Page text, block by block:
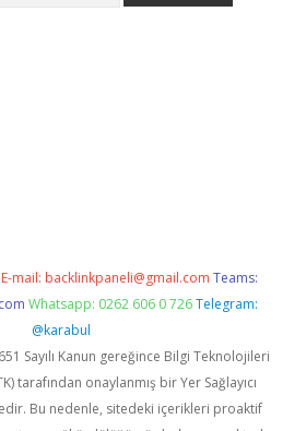
E-mail: backlinkpaneli@gmail.com Teams:
Whatsapp: 0262 606 0 726 Telegram:
@karabul
Sayılı Kanun gereğince Bilgi Teknolojileri
tarafından onaylanmış bir Yer Sağlayıcı
Bu nedenle, sitedeki içerikleri proaktif